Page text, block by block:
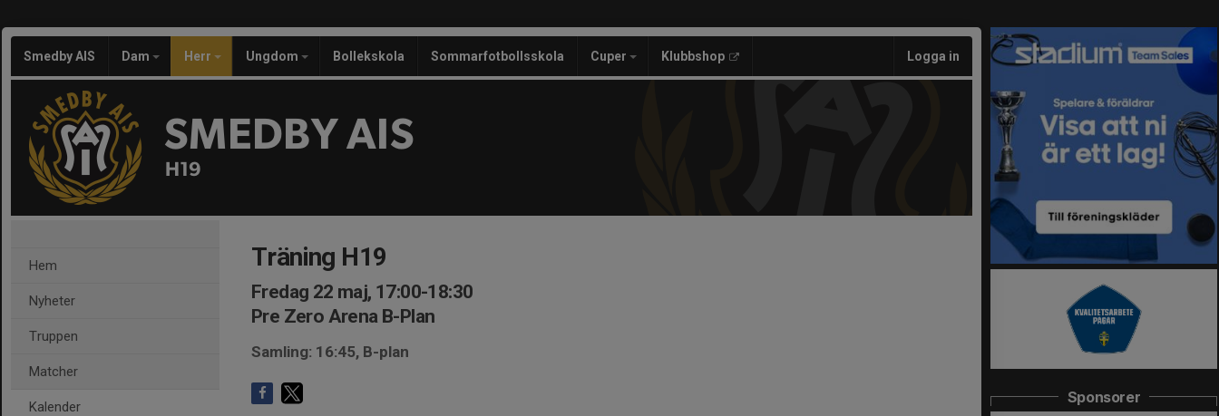
Smedby AIS Dam Herr Ungdom Bollekskola Sommarfotbollsskola Cuper Klubbshop Logga in
SMEDBY AIS
H19
Hem
Nyheter
Truppen
Matcher
Kalender
Träning H19
Fredag 22 maj, 17:00-18:30
Pre Zero Arena B-Plan
Samling: 16:45, B-plan
Sponsorer